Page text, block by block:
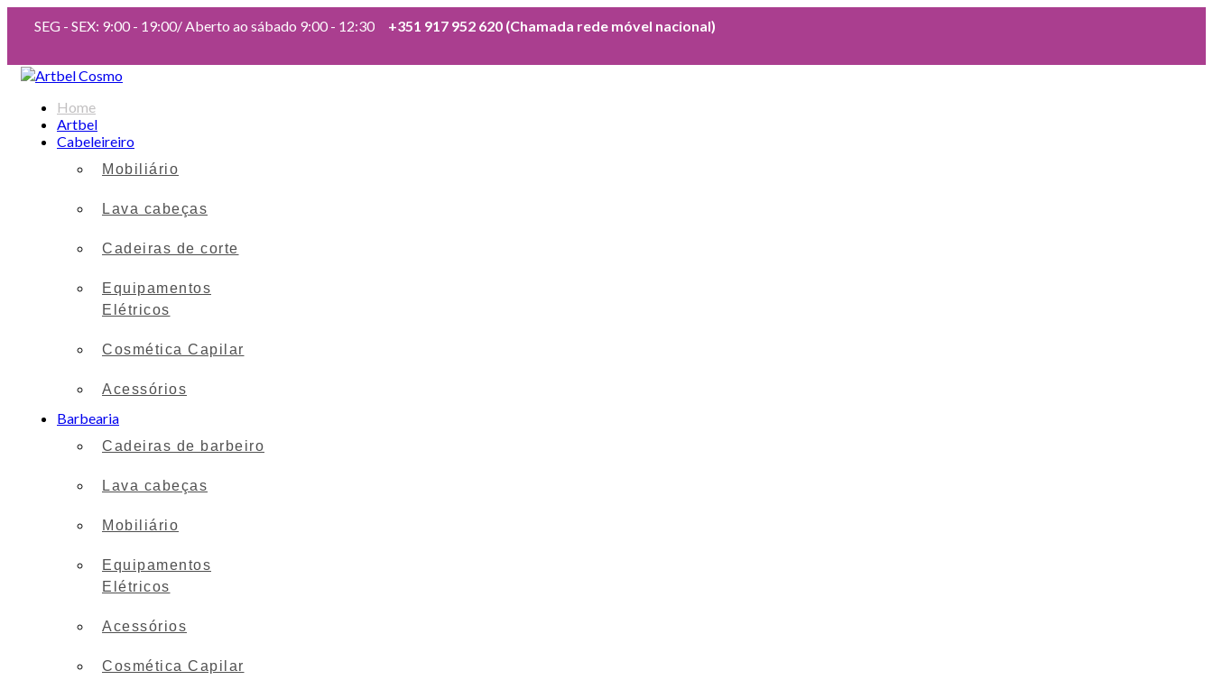
SEG - SEX: 9:00 - 19:00/ Aberto ao sábado 9:00 - 12:30 +351 917 952 620 (Chamada rede móvel nacional)
Home
Artbel
Cabeleireiro
Mobiliário
Lava cabeças
Cadeiras de corte
Equipamentos
Elétricos
Cosmética Capilar
Acessórios
Barbearia
Cadeiras de barbeiro
Lava cabeças
Mobiliário
Equipamentos
Elétricos
Acessórios
Cosmética Capilar